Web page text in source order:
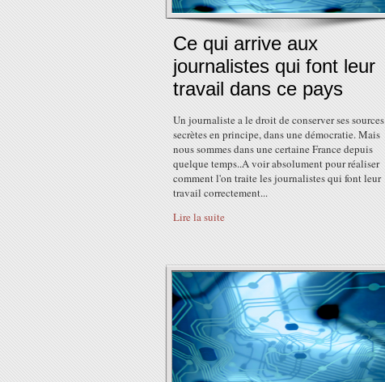
Ce qui arrive aux
journalistes qui font leur
travail dans ce pays
Un journaliste a le droit de conserver ses sources
secrètes en principe, dans une démocratie. Mais
nous sommes dans une certaine France depuis
quelque temps..A voir absolument pour réaliser
comment l'on traite les journalistes qui font leur
travail correctement...
Lire la suite